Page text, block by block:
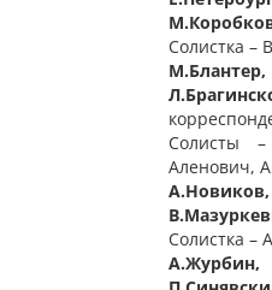
Солистка –
М.Блантер,
Солисты
Аленович,
Солистка –